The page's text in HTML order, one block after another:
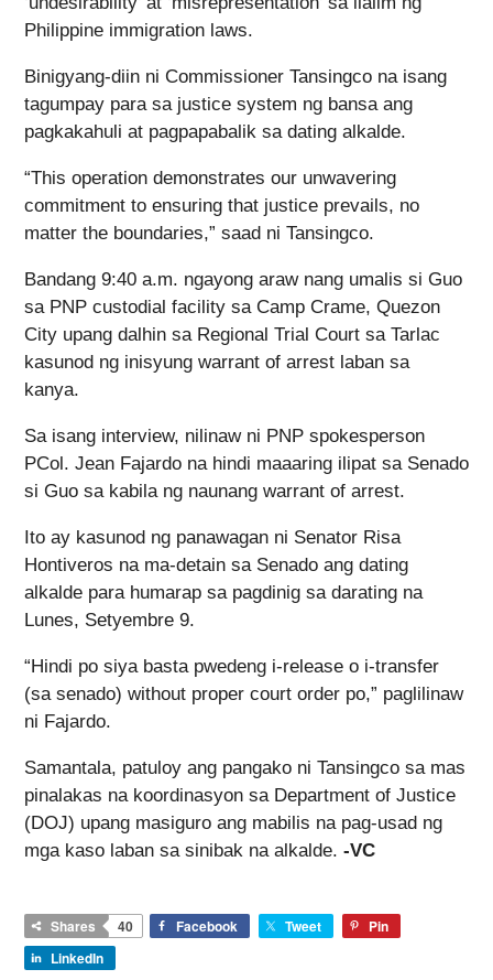
Philippine immigration laws.
Binigyang-diin ni Commissioner Tansingco na isang
tagumpay para sa justice system ng bansa ang
pagkakahuli at pagpapabalik sa dating alkalde.
“This operation demonstrates our unwavering
commitment to ensuring that justice prevails, no
matter the boundaries,” saad ni Tansingco.
Bandang 9:40 a.m. ngayong araw nang umalis si Guo
sa PNP custodial facility sa Camp Crame, Quezon
City upang dalhin sa Regional Trial Court sa Tarlac
kasunod ng inisyung warrant of arrest laban sa
kanya.
Sa isang interview, nilinaw ni PNP spokesperson
PCol. Jean Fajardo na hindi maaaring ilipat sa Senado
si Guo sa kabila ng naunang warrant of arrest.
Ito ay kasunod ng panawagan ni Senator Risa
Hontiveros na ma-detain sa Senado ang dating
alkalde para humarap sa pagdinig sa darating na
Lunes, Setyembre 9.
“Hindi po siya basta pwedeng i-release o i-transfer
(sa senado) without proper court order po,” paglilinaw
ni Fajardo.
Samantala, patuloy ang pangako ni Tansingco sa mas
pinalakas na koordinasyon sa Department of Justice
(DOJ) upang masiguro ang mabilis na pag-usad ng
mga kaso laban sa sinibak na alkalde. -VC
Shares 40 Facebook Tweet
Pin
LinkedIn